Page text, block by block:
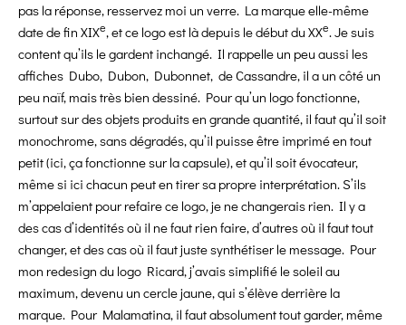
pas la réponse, resservez moi un verre. La marque elle-même
date de fin XIXe, et ce logo est là depuis le début du XXe. Je suis
content qu’ils le gardent inchangé. Il rappelle un peu aussi les
affiches Dubo, Dubon, Dubonnet, de Cassandre, il a un côté un
peu naïf, mais très bien dessiné. Pour qu’un logo fonctionne,
surtout sur des objets produits en grande quantité, il faut qu’il soit
monochrome, sans dégradés, qu’il puisse être imprimé en tout
petit (ici, ça fonctionne sur la capsule), et qu’il soit évocateur,
même si ici chacun peut en tirer sa propre interprétation. S’ils
m’appelaient pour refaire ce logo, je ne changerais rien. Il y a
des cas d’identités où il ne faut rien faire, d’autres où il faut tout
changer, et des cas où il faut juste synthétiser le message. Pour
mon redesign du logo Ricard, j’avais simplifié le soleil au
maximum, devenu un cercle jaune, qui s’élève derrière la
marque. Pour Malamatina, il faut absolument tout garder, même